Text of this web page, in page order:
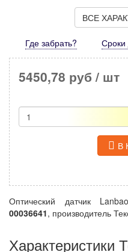
ВСЕ
Где забрать? Сроки
5450,78 руб / шт
В
Оптический датчик
00036641, производитель
Характеристики